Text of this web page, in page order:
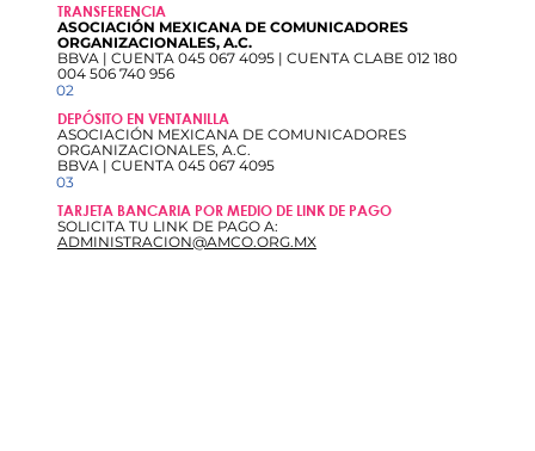
TRANSFERENCIA
ASOCIACIÓN MEXICANA DE COMUNICADORES
ORGANIZACIONALES, A.C.
BBVA | CUENTA 045 067 4095 | CUENTA CLABE 012 180
004 506 740 956
DEPÓSITO EN VENTANILLA
ASOCIACIÓN MEXICANA DE COMUNICADORES
ORGANIZACIONALES, A.C.
BBVA | CUENTA 045 067 4095
02
TARJETA BANCARIA POR MEDIO DE LINK DE PAGO
SOLICITA TU LINK DE PAGO A:
ADMINISTRACION@AMCO.ORG.MX
03